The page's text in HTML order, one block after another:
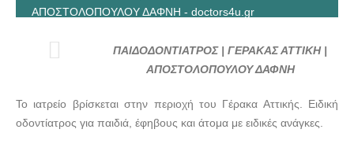
ΑΠΟΣΤΟΛΟΠΟΥΛΟΥ ΔΑΦΝΗ - doctors4u.gr
ΑΠΟΣΤΟΛΟΠΟΥΛΟΥ ΔΑΦΝΗ - doctors4u.gr
ΑΠΟΣΤΟΛΟΠΟΥΛΟΥ ΔΑΦΝΗ - doctors4u.gr
ΠΑΙΔΟΔΟΝΤΙΑΤΡΟΣ | ΓΕΡΑΚΑΣ ΑΤΤΙΚΗ |
ΠΑΙΔΟΔΟΝΤΙΑΤΡΟΣ | ΓΕΡΑΚΑΣ ΑΤΤΙΚΗ |
ΑΠΟΣΤΟΛΟΠΟΥΛΟΥ ΔΑΦΝΗ
Το ιατρείο βρίσκεται στην περιοχή του Γέρακα Αττικής. Ειδική
οδοντίατρος για παιδιά, έφηβους και άτομα με ειδικές ανάγκες.